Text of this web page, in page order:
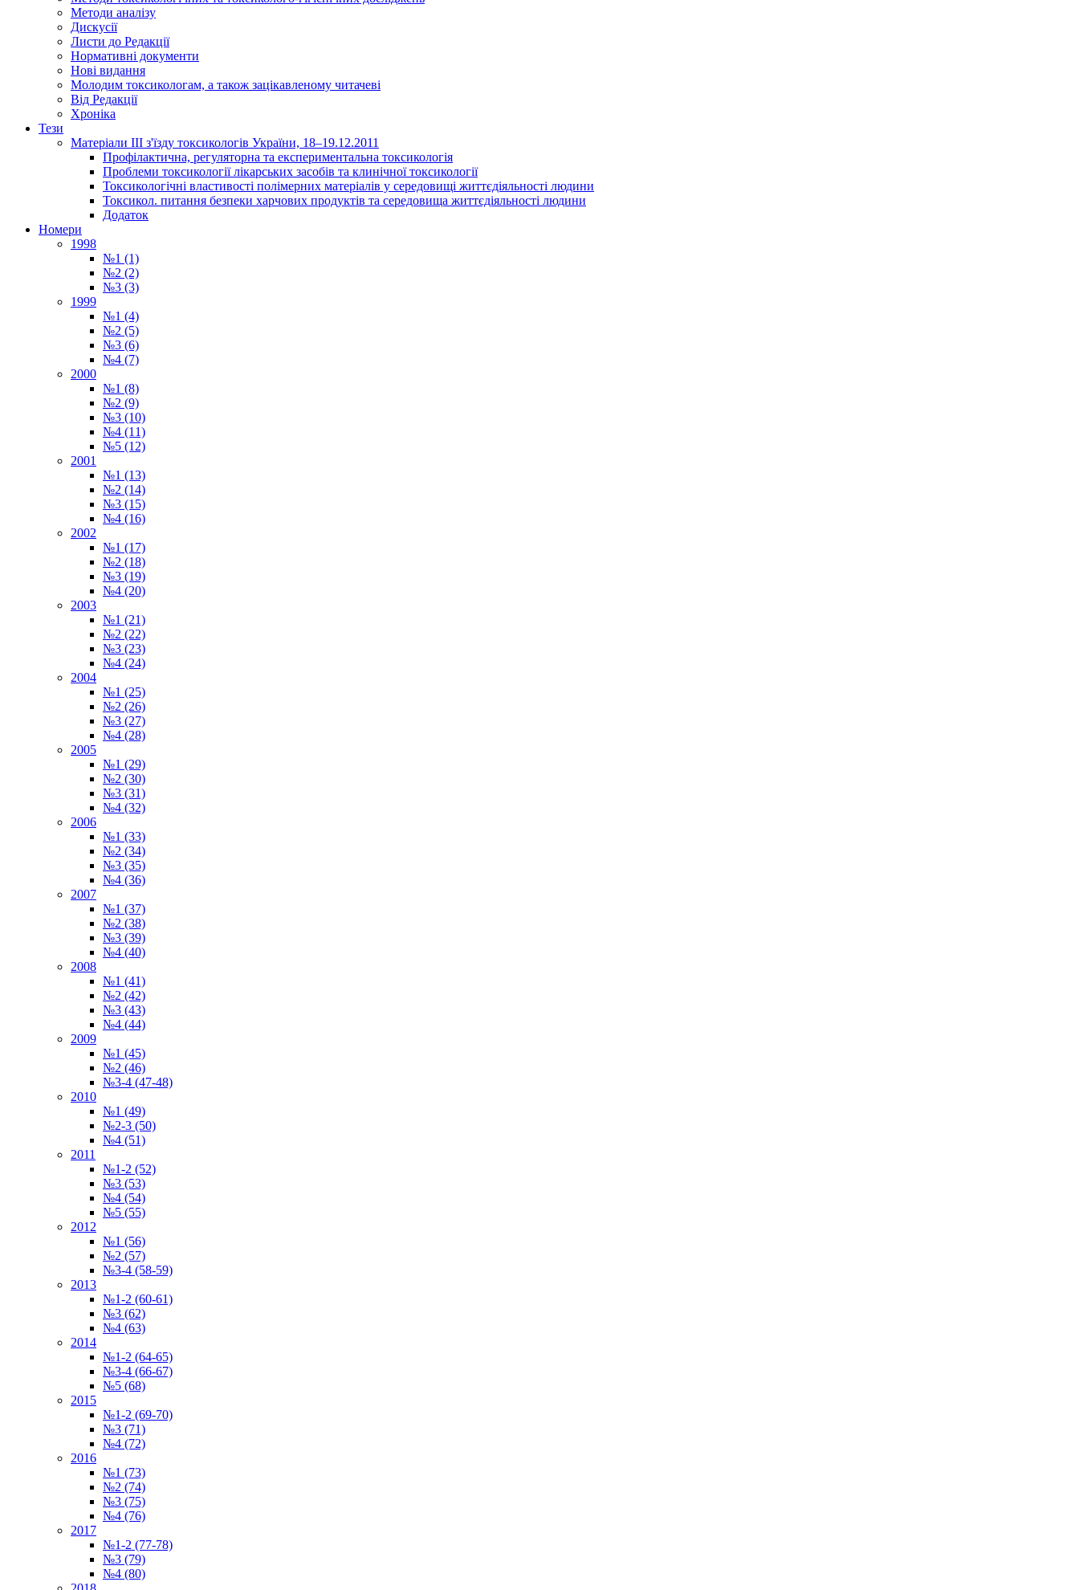
Методи аналізу
Дискусії
Листи до Редакції
Нормативні документи
Нові видання
Молодим токсикологам, а також зацікавленому читачеві
Від Редакції
Хроніка
Тези
Матеріали ІІІ з'їзду токсикологів України, 18–19.12.2011
Профілактична, регуляторна та експериментальна токсикологія
Проблеми токсикології лікарських засобів та клинічної токсикології
Токсикологічні властивості полімерних матеріалів у середовищі життєдіяльності людини
Токсикол. питання безпеки харчових продуктів та середовища життєдіяльності людини
Додаток
Номери
1998
№1 (1)
№2 (2)
№3 (3)
1999
№1 (4)
№2 (5)
№3 (6)
№4 (7)
2000
№1 (8)
№2 (9)
№3 (10)
№4 (11)
№5 (12)
2001
№1 (13)
№2 (14)
№3 (15)
№4 (16)
2002
№1 (17)
№2 (18)
№3 (19)
№4 (20)
2003
№1 (21)
№2 (22)
№3 (23)
№4 (24)
2004
№1 (25)
№2 (26)
№3 (27)
№4 (28)
2005
№1 (29)
№2 (30)
№3 (31)
№4 (32)
2006
№1 (33)
№2 (34)
№3 (35)
№4 (36)
2007
№1 (37)
№2 (38)
№3 (39)
№4 (40)
2008
№1 (41)
№2 (42)
№3 (43)
№4 (44)
2009
№1 (45)
№2 (46)
№3-4 (47-48)
2010
№1 (49)
№2-3 (50)
№4 (51)
2011
№1-2 (52)
№3 (53)
№4 (54)
№5 (55)
2012
№1 (56)
№2 (57)
№3-4 (58-59)
2013
№1-2 (60-61)
№3 (62)
№4 (63)
2014
№1-2 (64-65)
№3-4 (66-67)
№5 (68)
2015
№1-2 (69-70)
№3 (71)
№4 (72)
2016
№1 (73)
№2 (74)
№3 (75)
№4 (76)
2017
№1-2 (77-78)
№3 (79)
№4 (80)